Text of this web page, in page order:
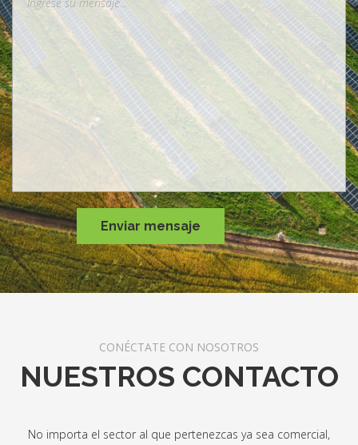
CONÉCTATE CON NOSOTROS
NUESTROS CONTACTO
No importa el sector al que pertenezcas ya sea comercial,